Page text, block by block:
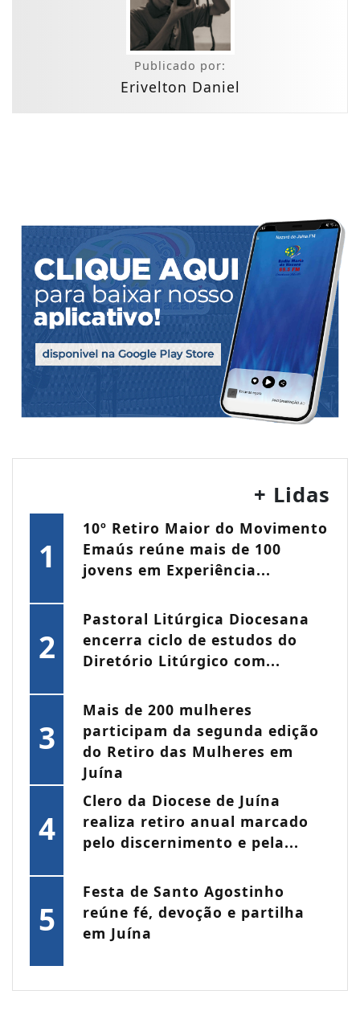
Publicado por:
Erivelton Daniel
+ Lidas
1
10º Retiro Maior do Movimento
Emaús reúne mais de 100
jovens em Experiência...
2
Pastoral Litúrgica Diocesana
encerra ciclo de estudos do
Diretório Litúrgico com...
3
Mais de 200 mulheres
participam da segunda edição
do Retiro das Mulheres em
Juína
4
Clero da Diocese de Juína
realiza retiro anual marcado
pelo discernimento e pela...
5
Festa de Santo Agostinho
reúne fé, devoção e partilha
em Juína